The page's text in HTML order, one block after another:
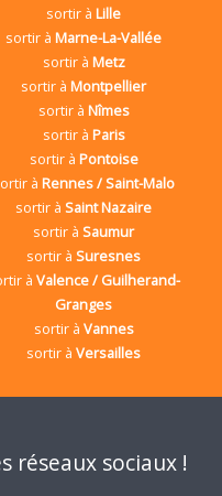
sortir àLille
sortir àMarne-La-Vallée
sortir à Metz
sortir àMontpellier
sortir à Nîmes
sortir à Paris
sortir à Pontoise
àRennes / Saint-Malo
sortir àSaint Nazaire
sortir àSaumur
sortir àSuresnes
àValence / Guilherand-
Granges
sortir à Vannes
sortir àVersailles
réseaux sociaux !